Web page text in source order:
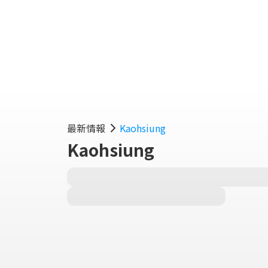
最新情報 Kaohsiung
Kaohsiung